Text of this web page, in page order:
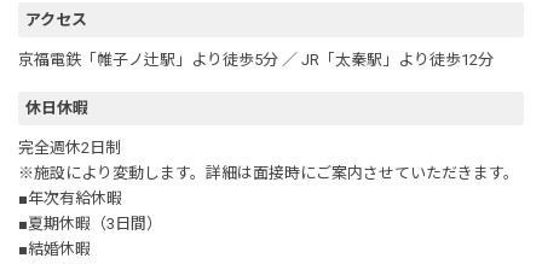
アクセス
京福電鉄「帷子ノ辻駅」より徒歩5分 ／ JR「太秦駅」より徒歩12分
休日休暇
完全週休2日制
※施設により変動します。詳細は面接時にご案内させていただきます。
■年次有給休暇
■夏期休暇（3日間）
■結婚休暇